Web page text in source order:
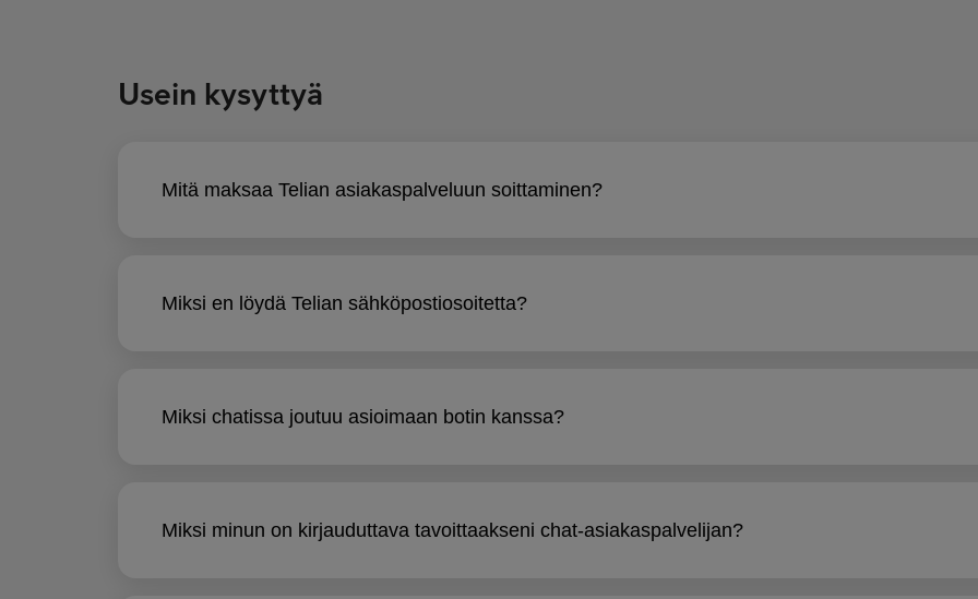
Usein kysyttyä
Mitä maksaa Telian asiakaspalveluun soittaminen?
Miksi en löydä Telian sähköpostiosoitetta?
Miksi chatissa joutuu asioimaan botin kanssa?
Miksi minun on kirjauduttava tavoittaakseni chat-asiakaspalvelijan?